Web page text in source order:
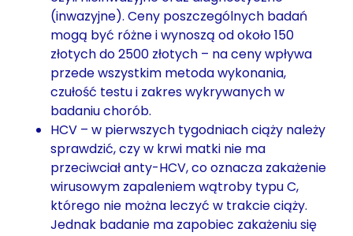
(inwazyjne). Ceny poszczególnych badań
mogą być różne i wynoszą od około 150
złotych do 2500 złotych – na ceny wpływa
przede wszystkim metoda wykonania,
czułość testu i zakres wykrywanych w
badaniu chorób.
HCV – w pierwszych tygodniach ciąży należy
sprawdzić, czy w krwi matki nie ma
przeciwciał anty-HCV, co oznacza zakażenie
wirusowym zapaleniem wątroby typu C,
którego nie można leczyć w trakcie ciąży.
Jednak badanie ma zapobiec zakażeniu się